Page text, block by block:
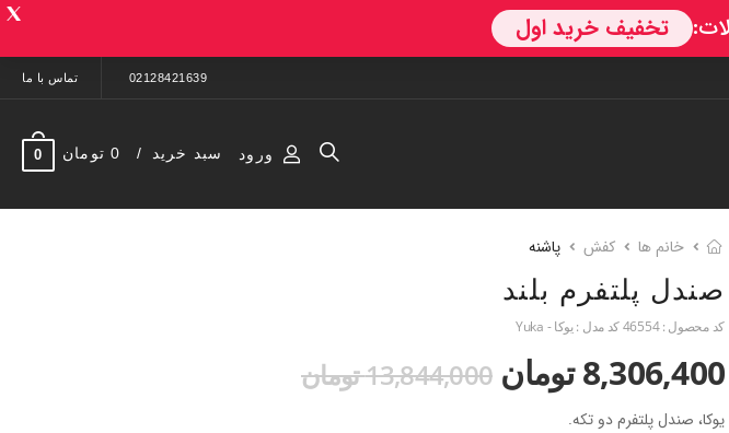
02128421639 تماس با ما
ورود سبد خرید 0 تومان 0
خانم ها کفش پاشنه
صندل پلتفرم بلند
کد محصول :46554کد مدل :یوکا - Yuka
8,306,400 تومان 13,844,000 تومان
یوکا، صندل پلتفرم دو تکه.